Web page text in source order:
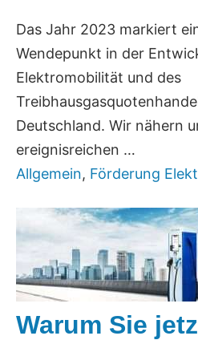
Das Jahr 2023 markiert
Wendepunkt in der
Elektromobilität und des
Deutschland. Wir nähern
ereignisreichen …
Allgemein, Förderung
Warum Sie